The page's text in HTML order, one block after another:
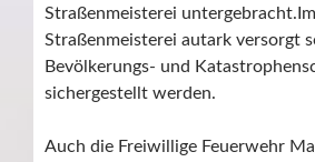
Straßenmeisterei
Straßenmeisterei autark versorgt
Bevölkerungs- und
sichergestellt werden.
Auch die Freiwillige Feuerwehr